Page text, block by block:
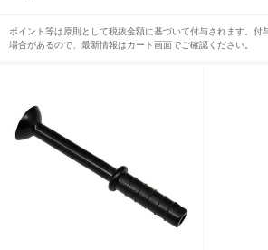
ポイント等は原則として税抜金額に基づいて付与されます。付
場合があるので、最新情報はカート画面でご確認ください。